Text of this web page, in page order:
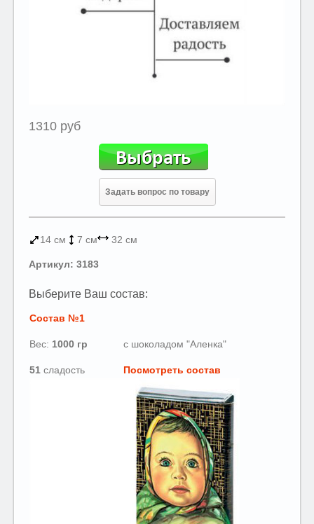
1310 руб
Задать вопрос по товару
14 см 7 см 32 см
Артикул: 3183
Выберите Ваш состав:
Состав №1
Вес: 1000 гр с шоколадом "Аленка"
51 сладость Посмотреть состав